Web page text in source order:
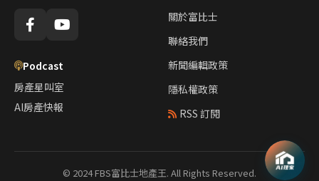
Podcast
房產星叫室
AI房產快報
關於富比士
聯絡我們
新聞編輯政策
隱私權政策
RSS 訂閱
© 2024 FBS富比士地產王. All Rights Reserved.